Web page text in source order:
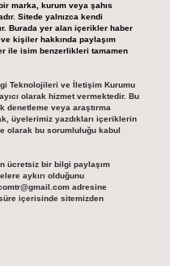
marka, kurum veya şahıs
Sitede yalnızca kendi
Burada yer alan içerikler haber
kişiler hakkında paylaşım
ile isim benzerlikleri tamamen
Teknolojileri ve İletişim Kurumu
olarak hizmet vermektedir. Bu
denetleme veya araştırma
üyelerimiz yazdıkları içeriklerin
olarak bu sorumluluğu kabul
ücretsiz bir bilgi paylaşım
aykırı olduğunu
adresine
içerisinde sitemizden